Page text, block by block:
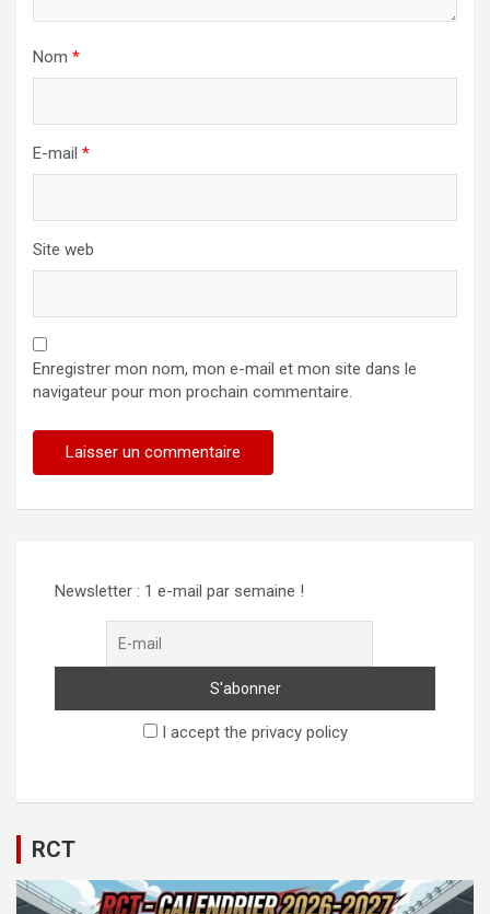
Nom *
E-mail *
Site web
Enregistrer mon nom, mon e-mail et mon site dans le
navigateur pour mon prochain commentaire.
Newsletter : 1 e-mail par semaine !
I accept the privacy policy
RCT